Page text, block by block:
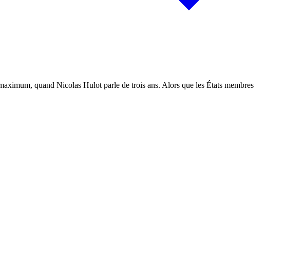
quand Nicolas Hulot parle de trois ans. Alors que les États membres